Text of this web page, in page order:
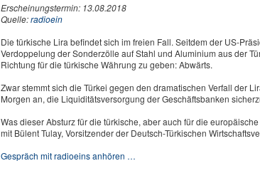
Erscheinungstermin: 13.08.2018
Quelle:radioein
Die türkische Lira befindet sich im freien Fall. Seitdem der US-
Verdoppelung der Sonderzölle auf Stahl und Aluminium aus der
Richtung für die türkische Währung zu geben: Abwärts.
Zwar stemmt sich die Türkei gegen den dramatischen Verfall der
Morgen an, die Liquiditätsversorgung der Geschäftsbanken
Was dieser Absturz für die türkische, aber auch für die
mit Bülent Tulay, Vorsitzender der Deutsch-Türkischen
Gespräch mit radioeins anhören …